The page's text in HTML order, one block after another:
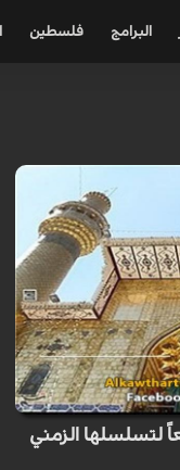
البرامج فلسطين
لتسلسلها الزمني